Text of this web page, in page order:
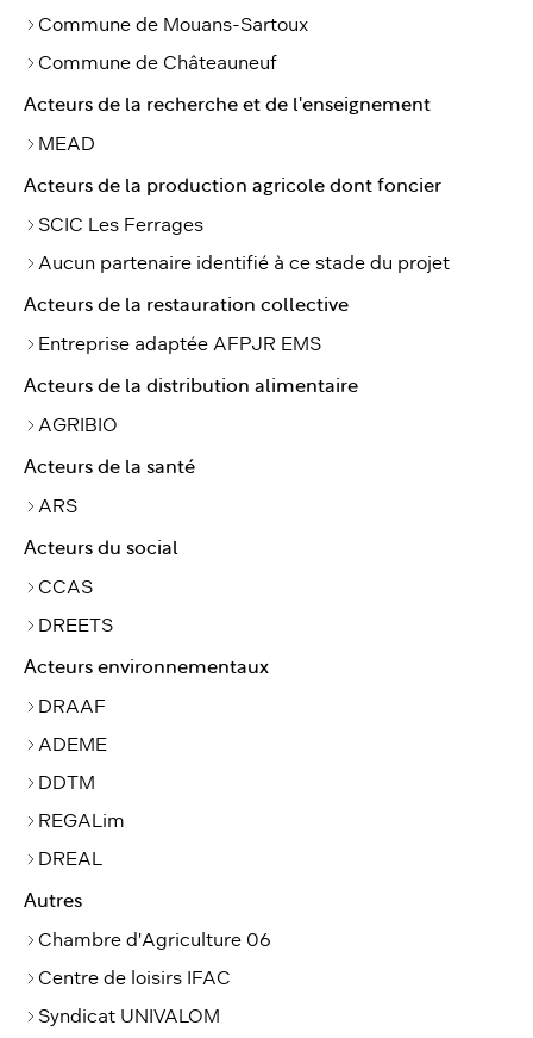
Commune de Mouans-Sartoux
Commune de Châteauneuf
Acteurs de la recherche et de l'enseignement
MEAD
Acteurs de la production agricole dont foncier
SCIC Les Ferrages
Aucun partenaire identifié à ce stade du projet
Acteurs de la restauration collective
Entreprise adaptée AFPJR EMS
Acteurs de la distribution alimentaire
AGRIBIO
Acteurs de la santé
ARS
Acteurs du social
CCAS
DREETS
Acteurs environnementaux
DRAAF
ADEME
DDTM
REGALim
DREAL
Autres
Chambre d'Agriculture 06
Centre de loisirs IFAC
Syndicat UNIVALOM